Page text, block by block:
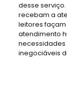
desse
recebam a
leitores façam
atendimento
inegociáveis